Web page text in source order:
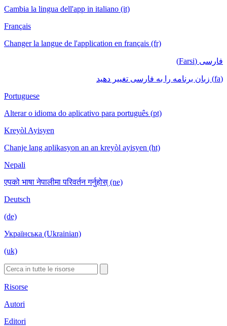
Cambia la lingua dell'app in italiano (it)
Français
Changer la langue de l'application en français (fr)
فارسی (Farsi)
(fa) زبان برنامه را به فارسی تغییر دهید
Portuguese
Alterar o idioma do aplicativo para português (pt)
Kreyòl Ayisyen
Chanje lang aplikasyon an an kreyòl ayisyen (ht)
Nepali
एपको भाषा नेपालीमा परिवर्तन गर्नुहोस् (ne)
Deutsch
(de)
Українська (Ukrainian)
(uk)
Risorse
Autori
Editori